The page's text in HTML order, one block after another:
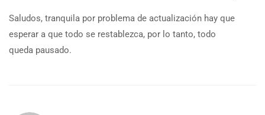
Saludos, tranquila por problema de actualización hay que
esperar a que todo se restablezca, por lo tanto, todo
queda pausado.